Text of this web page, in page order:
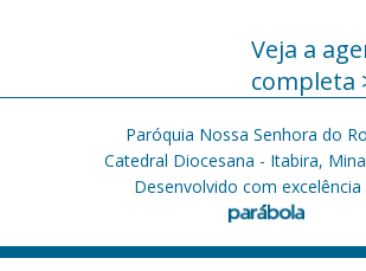
Veja a
completa
Paróquia Nossa Senhora do
Catedral Diocesana - Itabira,
Desenvolvido com excelência